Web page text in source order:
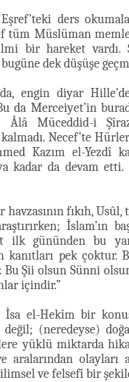
ders
tüm Müslüman
bir hareket vardı.
bugüne dek düşüşe
engin diyar
da Merceiyet’in
Âlâ Müceddid-i
Necef’te
Kazım el-Yezdî
kadar da devam
fıkıh,
İslam’ın
ilk gününden bu
kanıtları pek çoktur.
Şii olsun Sünni
içindir.”
İsa el-Hekîm bir
değil; (neredeyse)
yüklü miktarda
aralarından
ve felsefî bir